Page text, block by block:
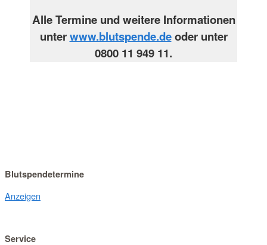
Alle Termine und weitere Informationen
unterwww.blutspende.deoder unter
0800 11 949 11.
Blutspendetermine
Anzeigen
Service